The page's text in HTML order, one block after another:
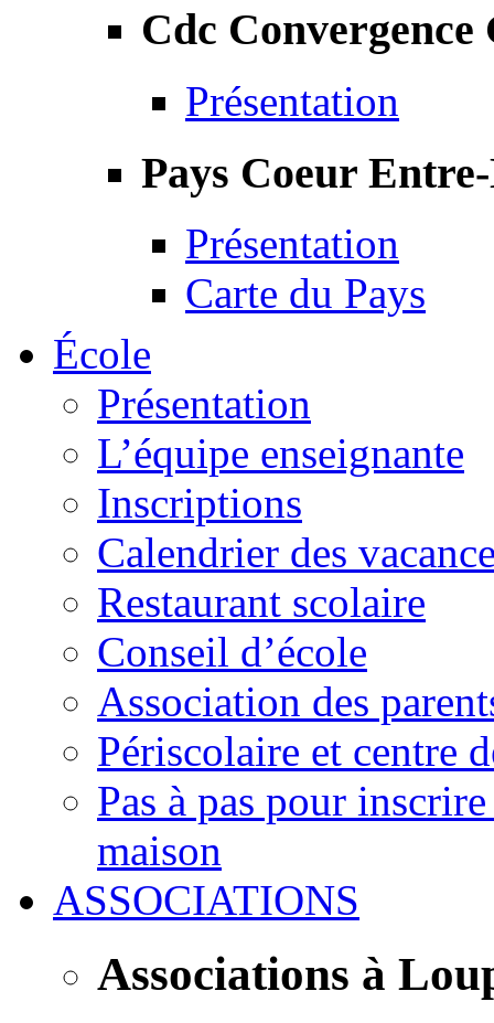
Cdc Convergence
Présentation
Pays Coeur
Présentation
Carte du Pays
École
Présentation
L’équipe enseignante
Inscriptions
Calendrier des
Restaurant scolaire
Conseil d’école
Association des
Périscolaire et centre
Pas à pas pour
maison
ASSOCIATIONS
Associations à